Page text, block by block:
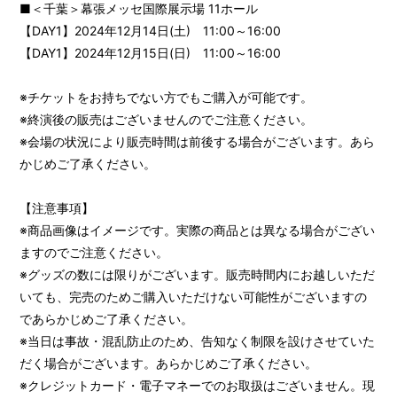
■＜千葉＞幕張メッセ国際展示場 11ホール
【DAY1】2024年12月14日(土) 11:00～16:00
【DAY1】2024年12月15日(日) 11:00～16:00
※チケットをお持ちでない方でもご購入が可能です。
※終演後の販売はございませんのでご注意ください。
※会場の状況により販売時間は前後する場合がございます。あら
かじめご了承ください。
【注意事項】
※商品画像はイメージです。実際の商品とは異なる場合がござい
ますのでご注意ください。
※グッズの数には限りがございます。販売時間内にお越しいただ
いても、完売のためご購入いただけない可能性がございますの
であらかじめご了承ください。
※当日は事故・混乱防止のため、告知なく制限を設けさせていた
だく場合がございます。あらかじめご了承ください。
※クレジットカード・電子マネーでのお取扱はございません。現